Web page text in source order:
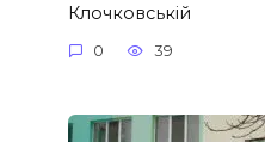
Клочковській
0 39